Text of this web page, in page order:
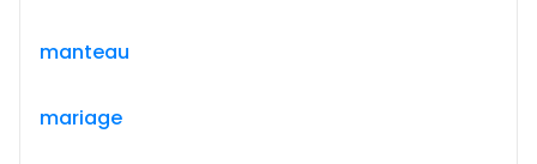
manteau
mariage